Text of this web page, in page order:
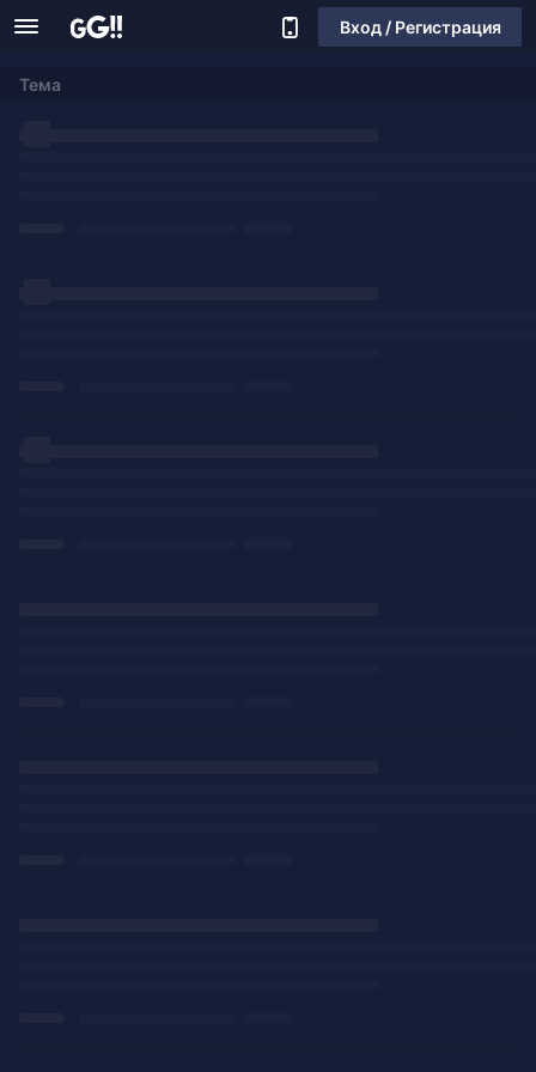
Вход / Регистрация
Тема